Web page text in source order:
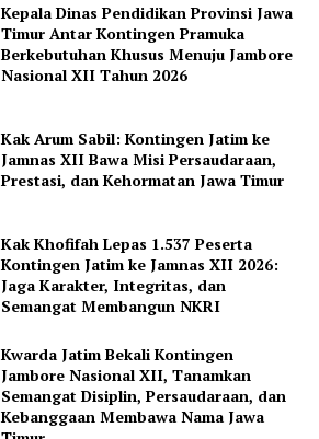
Kepala Dinas Pendidikan Provinsi Jawa
Timur Antar Kontingen Pramuka
Berkebutuhan Khusus Menuju Jambore
Nasional XII Tahun 2026
Kak Arum Sabil: Kontingen Jatim ke
Jamnas XII Bawa Misi Persaudaraan,
Prestasi, dan Kehormatan Jawa Timur
Kak Khofifah Lepas 1.537 Peserta
Kontingen Jatim ke Jamnas XII 2026:
Jaga Karakter, Integritas, dan
Semangat Membangun NKRI
Kwarda Jatim Bekali Kontingen
Jambore Nasional XII, Tanamkan
Semangat Disiplin, Persaudaraan, dan
Kebanggaan Membawa Nama Jawa